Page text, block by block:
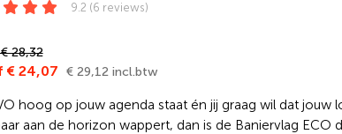
9.2 (6 reviews)
28,32
€ 24,07 € 29,12 incl.btw
hoog op jouw agenda staat én jij graag wil dat jouw
aan de horizon wappert, dan is de Baniervlag ECO